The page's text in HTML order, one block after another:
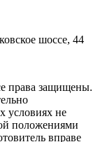
шоссе, 44
защищены.
условиях не
положениями
вправе